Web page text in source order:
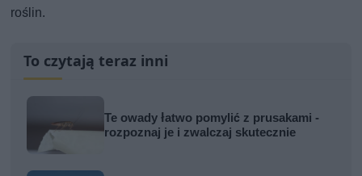
roślin.
To czytają teraz inni
Te owady łatwo pomylić z prusakami -
rozpoznaj je i zwalczaj skutecznie